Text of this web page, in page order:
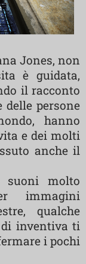
Jones, non
è guidata,
il racconto
persone
hanno
e dei molti
anche il
molto
immagini
qualche
di inventiva ti
i pochi